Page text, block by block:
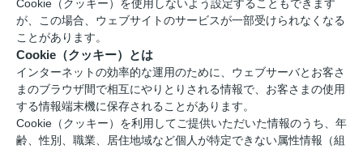
Cookie（クッキー）を使用しないよう設定することもできます
が、この場合、ウェブサイトのサービスが一部受けられなくなる
ことがあります。
Cookie（クッキー）とは
インターネットの効率的な運用のために、ウェブサーバとお客さ
まのブラウザ間で相互にやりとりされる情報で、お客さまの使用
する情報端末機に保存されることがあります。
Cookie（クッキー）を利用してご提供いただいた情報のうち、年
齢、性別、職業、居住地域など個人が特定できない属性情報（組